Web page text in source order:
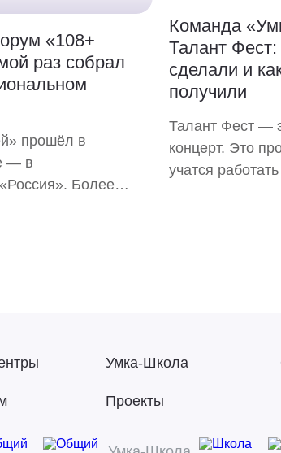
«108+
раз собрал
прошёл в
— в
Более
Команда
Талант
сделали и
получили
Талант Фест —
концерт. Это
учатся
Умка-Школа
Проекты